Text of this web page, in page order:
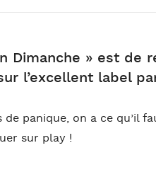
Dimanche » est de
l’excellent label
de panique, on a ce
sur play !